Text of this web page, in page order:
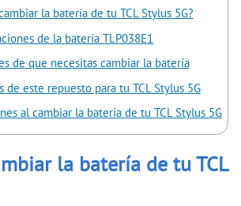
la batería de tu TCL Stylus 5G?
de la batería TLP038E1
de que necesitas cambiar la batería
de este repuesto para tu TCL Stylus 5G
al cambiar la batería de tu TCL Stylus 5G
la batería de tu TCL